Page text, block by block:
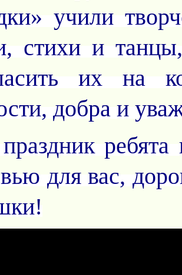
учили
стихи и
их на
добра и
ребята
для вас,